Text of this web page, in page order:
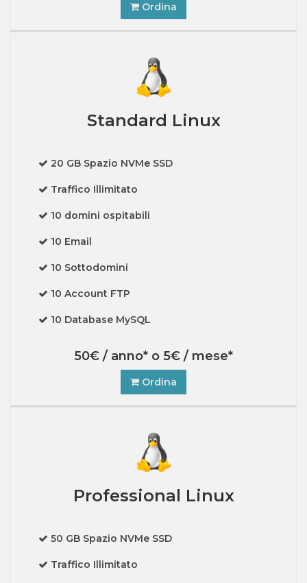
Ordina
Standard Linux
20 GB Spazio NVMe SSD
Traffico Illimitato
10 domini ospitabili
10 Email
10 Sottodomini
10 Account FTP
10 Database MySQL
50€ / anno* o 5€ / mese*
Ordina
Professional Linux
50 GB Spazio NVMe SSD
Traffico Illimitato